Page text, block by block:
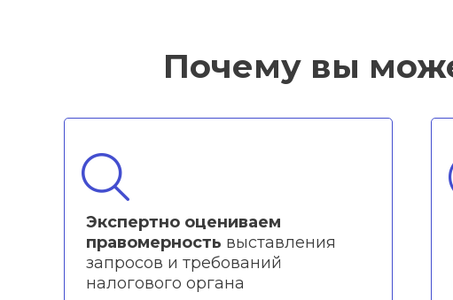
Почему вы
Экспертно оцениваем
правомерность выставления
запросов и требований
налогового органа